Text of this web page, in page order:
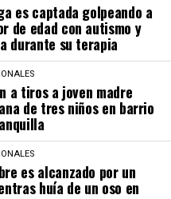
es captada golpeando a
de edad con autismo y
durante su terapia
a tiros a joven madre
de tres niños en barrio
es alcanzado por un
huía de un oso en